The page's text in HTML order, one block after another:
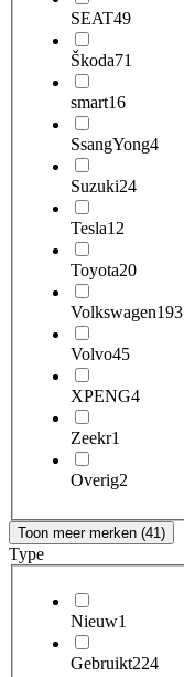
SEAT49
Škoda71
smart16
SsangYong4
Suzuki24
Tesla12
Toyota20
Volkswagen193
Volvo45
XPENG4
Zeekr1
Overig2
Toon meer merken (41)
Type
Nieuw1
Gebruikt224